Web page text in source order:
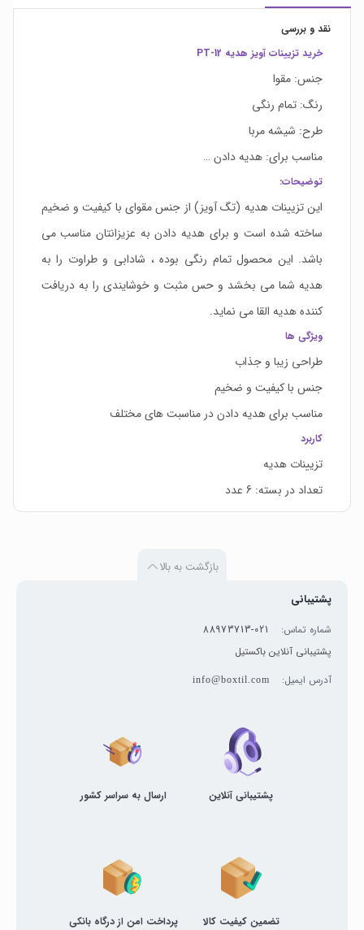
نقد و بررسی
خرید تزیینات آویز هدیه PT-12
جنس: مقوا
رنگ: تمام رنگی
طرح: شیشه مربا
مناسب برای: هدیه دادن …
توضیحات:
این تزیینات هدیه (تگ آویز) از جنس مقوای با کیفیت و ضخیم
ساخته شده است و برای هدیه دادن به عزیزانتان مناسب می
باشد. این محصول تمام رنگی بوده ، شادابی و طراوت را به
هدیه شما می بخشد و حس مثبت و خوشایندی را به دریافت
کننده هدیه القا می نماید.
ویژگی ها
طراحی زیبا و جذاب
جنس با کیفیت و ضخیم
مناسب برای هدیه دادن در مناسبت های مختلف
کاربرد
تزیینات هدیه
تعداد در بسته: 6 عدد
بازگشت به بالا
پشتیبانی
شماره تماس:
021-88973713
پشتیبانی آنلاین باکستیل
آدرس ایمیل:
info@boxtil.com
پشتیبانی آنلاین ارسال به سراسر کشور
تضمین کیفیت کالا پرداخت امن از درگاه بانکی